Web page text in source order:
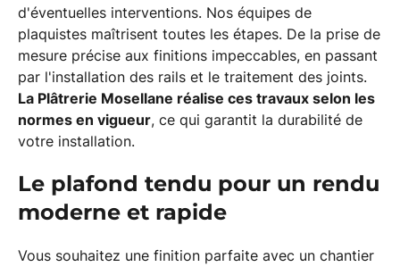
d'éventuelles interventions. Nos équipes de
plaquistes maîtrisent toutes les étapes. De la prise de
mesure précise aux finitions impeccables, en passant
par l'installation des rails et le traitement des joints.
La Plâtrerie Mosellane réalise ces travaux selon les
normes en vigueur, ce qui garantit la durabilité de
votre installation.
Le plafond tendu pour un rendu
moderne et rapide
Vous souhaitez une finition parfaite avec un chantier